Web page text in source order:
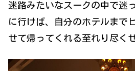
迷路みたいなスークの中で迷
に行けば、自分のホテルまで
せて帰ってくれる至れり尽くせ